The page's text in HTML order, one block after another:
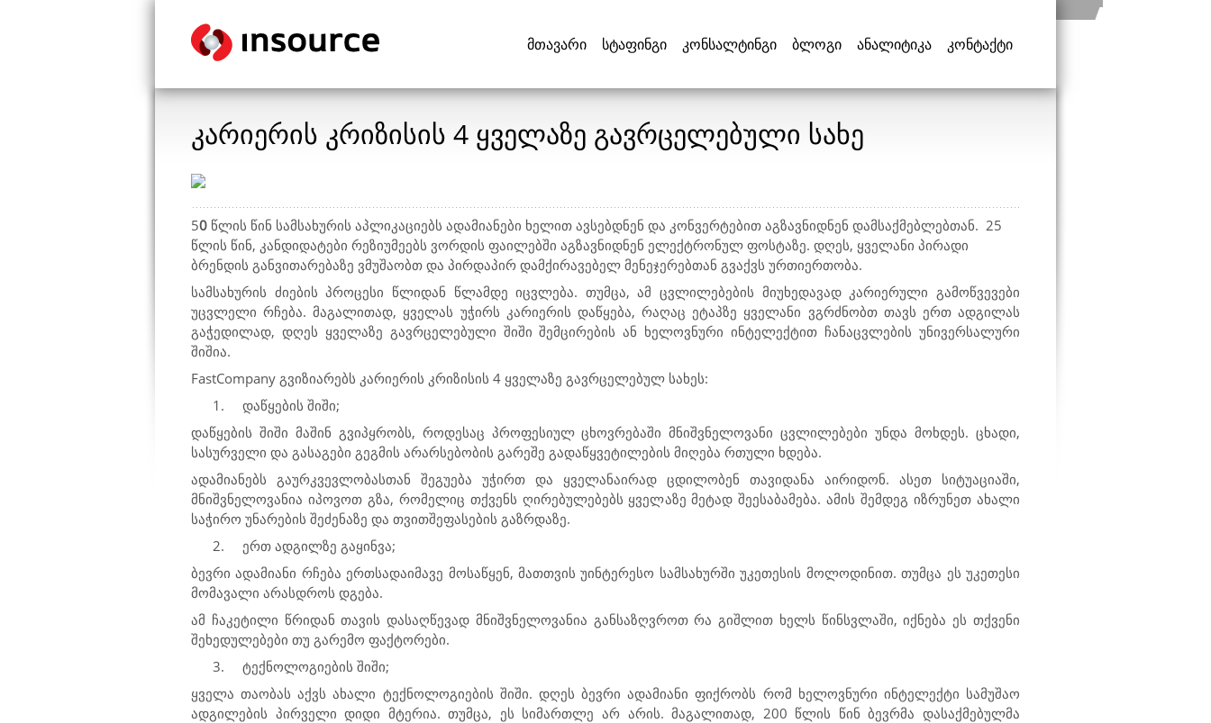
მთავარი სტაფინგი კონსალტინგი ბლოგი ანალიტიკა კონტაქტი
კარიერის კრიზისის 4 ყველაზე გავრცელებული სახე
50 წლის წინ სამსახურის აპლიკაციებს ადამიანები ხელით ავსებდნენ და კონვერტებით აგზავნიდნენ დამსაქმებლებთან. 25
წლის წინ, კანდიდატები რეზიუმეებს ვორდის ფაილებში აგზავნიდნენ ელექტრონულ ფოსტაზე. დღეს, ყველანი პირადი
ბრენდის განვითარებაზე ვმუშაობთ და პირდაპირ დამქირავებელ მენეჯერებთან გვაქვს ურთიერთობა.
სამსახურის ძიების პროცესი წლიდან წლამდე იცვლება. თუმცა, ამ ცვლილებების მიუხედავად კარიერული გამოწვევები
უცვლელი რჩება. მაგალითად, ყველას უჭირს კარიერის დაწყება, რაღაც ეტაპზე ყველანი ვგრძნობთ თავს ერთ ადგილას
გაჭედილად, დღეს ყველაზე გავრცელებული შიში შემცირების ან ხელოვნური ინტელექტით ჩანაცვლების უნივერსალური
შიშია.
FastCompany გვიზიარებს კარიერის კრიზისის 4 ყველაზე გავრცელებულ სახეს:
1. დაწყების შიში;
დაწყების შიში მაშინ გვიპყრობს, როდესაც პროფესიულ ცხოვრებაში მნიშვნელოვანი ცვლილებები უნდა მოხდეს. ცხადი,
სასურველი და გასაგები გეგმის არარსებობის გარეშე გადაწყვეტილების მიღება რთული ხდება.
ადამიანებს გაურკვევლობასთან შეგუება უჭირთ და ყველანაირად ცდილობენ თავიდანა აირიდონ. ასეთ სიტუაციაში,
მნიშვნელოვანია იპოვოთ გზა, რომელიც თქვენს ღირებულებებს ყველაზე მეტად შეესაბამება. ამის შემდეგ იზრუნეთ ახალი
საჭირო უნარების შეძენაზე და თვითშეფასების გაზრდაზე.
2. ერთ ადგილზე გაყინვა;
ბევრი ადამიანი რჩება ერთსადაიმავე მოსაწყენ, მათთვის უინტერესო სამსახურში უკეთესის მოლოდინით. თუმცა ეს უკეთესი
მომავალი არასდროს დგება.
ამ ჩაკეტილი წრიდან თავის დასაღწევად მნიშვნელოვანია განსაზღვროთ რა გიშლით ხელს წინსვლაში, იქნება ეს თქვენი
შეხედულებები თუ გარემო ფაქტორები.
3. ტექნოლოგიების შიში;
ყველა თაობას აქვს ახალი ტექნოლოგიების შიში. დღეს ბევრი ადამიანი ფიქრობს რომ ხელოვნური ინტელექტი სამუშაო
ადგილების პირველი დიდი მტერია. თუმცა, ეს სიმართლე არ არის. მაგალითად, 200 წლის წინ ბევრმა დასაქმებულმა